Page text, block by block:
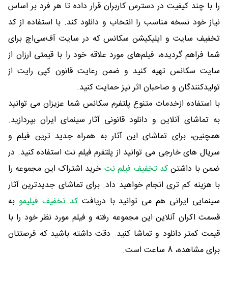
را با چند کیفیت در دسترس کاربران قرار داده تا هر فرد بر اساس
نیاز خود نسخه مناسب را انتخاب و دانلود کند. با استفاده از کد
تخفیف سایت و اپلیکیشن سکانس که در سایت آف‌سی‌اچ برای
شما فراهم گردیده، فیلم‌های مورد علاقه خود را با قیمتی ارزان از
سایت سکانس تهیه کنید و ضمن رعایت قانون کپی رایت از
تولیدکنندگان و صاحبان اثر نیز حمایت کنید.
با استفاده ازخدمات متنوع پلتفرم سکانس شما عزیزان می توانید
به تماشای آنلاین و دانلود قانونی آثار سینمای ایران بپردازید.
همچنین، برای تماشای این آثار به همراه جدید ترین فیلم و
سریال های خارجی می توانید از پلتفرم فیلم نت استفاده کنید. در
ضمن با داشتنکد تخفیف فیلم نت خرید اشتراک این مجموعه را
با هزینه کم تری انجام خواهید داد. برای تماشای جدیدترین آثار
سینمایی ایرانی هم می توانید با دریافتکد تخفیف فیلیمو به
قسمت اکران آنلاین این مجموعه رفته و فیلم مورد نظر خود را با
قیمت کمتر دانلود و تماشا کنید. دقت داشته باشید که فرصتتان
برای مشاهده، 8 ساعت است.